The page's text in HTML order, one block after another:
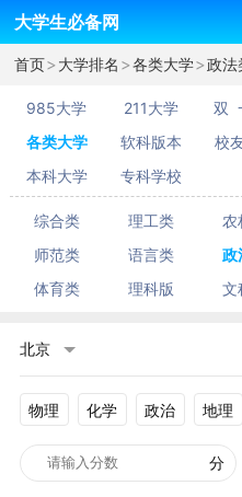
大学生必备网
首页>大学排名 >各类大学>政法
985大学 211大学 双
各类大学
软科版本 校
本科大学
专科学校
综合类 理工类 农
师范类
语言类 政
体育类
理科版 文
北京
物理 化学 政治 地理
分